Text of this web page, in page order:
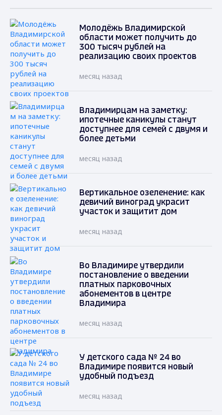
Молодёжь Владимирской
области может получить до
300 тысяч рублей на
реализацию своих проектов
месяц назад
Владимирцам на заметку:
ипотечные каникулы станут
доступнее для семей с двумя и
более детьми
месяц назад
Вертикальное озеленение: как
девичий виноград украсит
участок и защитит дом
месяц назад
Во Владимире утвердили
постановление о введении
платных парковочных
абонементов в центре
Владимира
месяц назад
У детского сада № 24 во
Владимире появится новый
удобный подъезд
месяц назад